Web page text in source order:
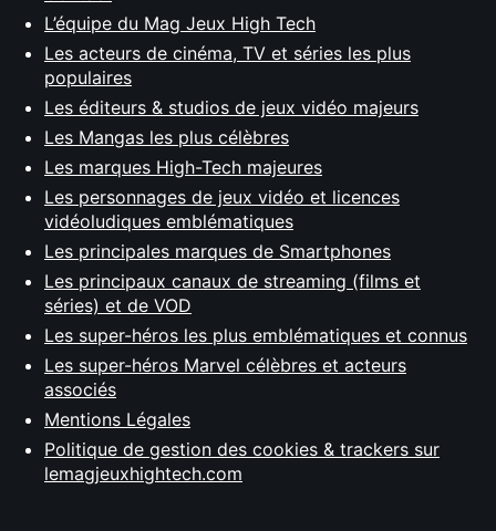
L’équipe du Mag Jeux High Tech
Les acteurs de cinéma, TV et séries les plus
populaires
Les éditeurs & studios de jeux vidéo majeurs
Les Mangas les plus célèbres
Les marques High-Tech majeures
Les personnages de jeux vidéo et licences
vidéoludiques emblématiques
Les principales marques de Smartphones
Les principaux canaux de streaming (films et
séries) et de VOD
Les super-héros les plus emblématiques et connus
Les super-héros Marvel célèbres et acteurs
associés
Mentions Légales
Politique de gestion des cookies & trackers sur
lemagjeuxhightech.com